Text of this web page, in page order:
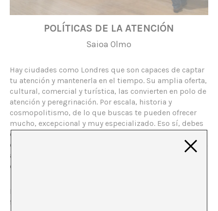
POLÍTICAS DE LA ATENCIÓN
Saioa Olmo
Hay ciudades como Londres que son capaces de captar
tu atención y mantenerla en el tiempo. Su amplia oferta,
cultural, comercial y turística, las convierten en polo de
atención y peregrinación. Por escala, historia y
cosmopolitismo, de lo que buscas te pueden ofrecer
mucho, excepcional y muy especializado. Eso sí, debes
disponer de tiempo y dinero. Y es que prestar atención
es una inversión que aporta valor, la cuestión es a quién
aporta valor y a qué contribuyes cuando te prestas a
ello.
La atención es una cualidad perceptiva que actúa como
filtro ante los estímulos ambientales. Es un bien